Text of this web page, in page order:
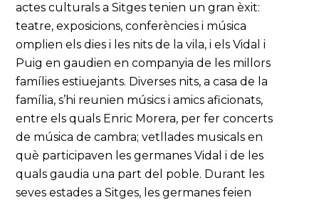
actes culturals a Sitges tenien un gran èxit:
teatre, exposicions, conferències i música
omplien els dies i les nits de la vila, i els Vidal i
Puig en gaudien en companyia de les millors
famílies estiuejants. Diverses nits, a casa de la
família, s’hi reunien músics i amics aficionats,
entre els quals Enric Morera, per fer concerts
de música de cambra; vetllades musicals en
què participaven les germanes Vidal i de les
quals gaudia una part del poble. Durant les
seves estades a Sitges, les germanes feien